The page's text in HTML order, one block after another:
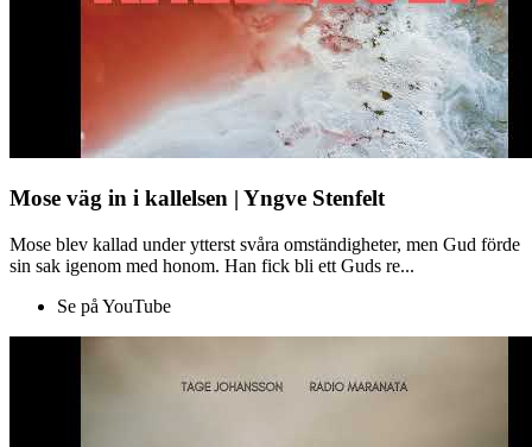
Mose väg in i kallelsen | Yngve Stenfelt
Mose blev kallad under ytterst svåra omständigheter, men Gud förde
sin sak igenom med honom. Han fick bli ett Guds re...
Se på YouTube